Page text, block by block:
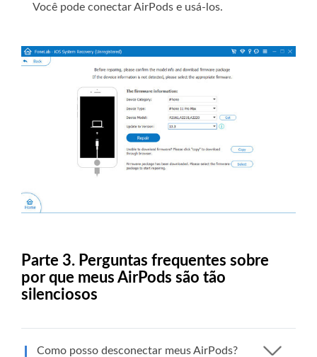
Você pode conectar AirPods e usá-los.
Parte 3. Perguntas frequentes sobre
por que meus AirPods são tão
silenciosos
Como posso desconectar meus AirPods?